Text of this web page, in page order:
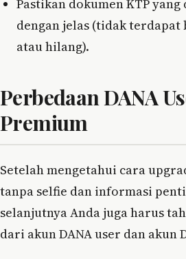
Pastikan dokumen KTP
dengan jelas (tidak terdapat
atau hilang).
Perbedaan DANA
Premium
Setelah mengetahui cara
tanpa selfie dan informasi
selanjutnya Anda juga harus
dari akun DANA user dan akun